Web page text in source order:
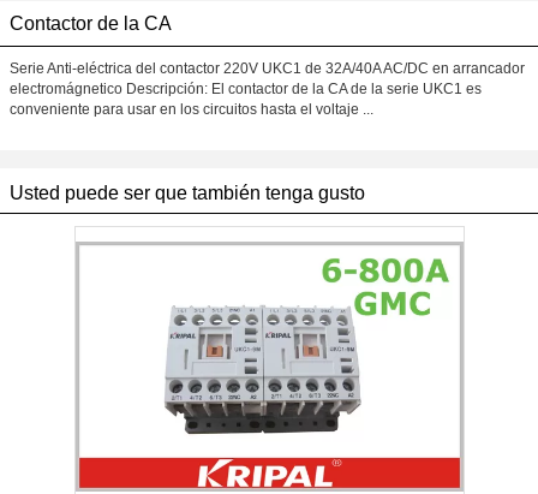
Contactor de la CA
Serie Anti-eléctrica del contactor 220V UKC1 de 32A/40A AC/DC en arrancador
electromágnetico Descripción: El contactor de la CA de la serie UKC1 es
conveniente para usar en los circuitos hasta el voltaje ...
Usted puede ser que también tenga gusto